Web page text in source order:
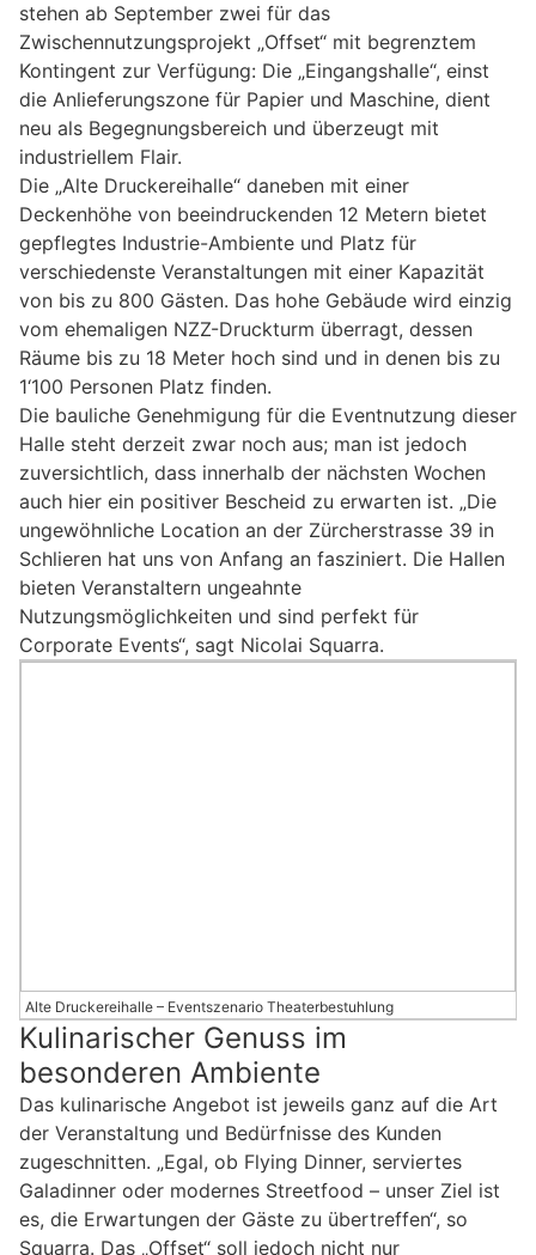
stehen ab September zwei für das
Zwischennutzungsprojekt „Offset“ mit begrenztem
Kontingent zur Verfügung: Die „Eingangshalle“, einst
die Anlieferungszone für Papier und Maschine, dient
neu als Begegnungsbereich und überzeugt mit
industriellem Flair.
Die „Alte Druckereihalle“ daneben mit einer
Deckenhöhe von beeindruckenden 12 Metern bietet
gepflegtes Industrie-Ambiente und Platz für
verschiedenste Veranstaltungen mit einer Kapazität
von bis zu 800 Gästen. Das hohe Gebäude wird einzig
vom ehemaligen NZZ-Druckturm überragt, dessen
Räume bis zu 18 Meter hoch sind und in denen bis zu
1‘100 Personen Platz finden.
Die bauliche Genehmigung für die Eventnutzung dieser
Halle steht derzeit zwar noch aus; man ist jedoch
zuversichtlich, dass innerhalb der nächsten Wochen
auch hier ein positiver Bescheid zu erwarten ist. „Die
ungewöhnliche Location an der Zürcherstrasse 39 in
Schlieren hat uns von Anfang an fasziniert. Die Hallen
bieten Veranstaltern ungeahnte
Nutzungsmöglichkeiten und sind perfekt für
Corporate Events“, sagt Nicolai Squarra.
Alte Druckereihalle – Eventszenario Theaterbestuhlung
Kulinarischer Genuss im
besonderen Ambiente
Das kulinarische Angebot ist jeweils ganz auf die Art
der Veranstaltung und Bedürfnisse des Kunden
zugeschnitten. „Egal, ob Flying Dinner, serviertes
Galadinner oder modernes Streetfood – unser Ziel ist
es, die Erwartungen der Gäste zu übertreffen“, so
Squarra. Das „Offset“ soll jedoch nicht nur